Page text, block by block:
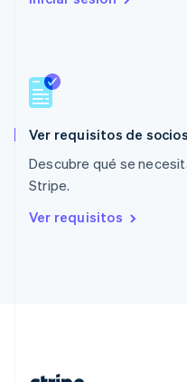
Ver requisitos de socios
Descubre qué se
Stripe.
Ver requisitos
Português
Reino Unido
República Checa
English
English